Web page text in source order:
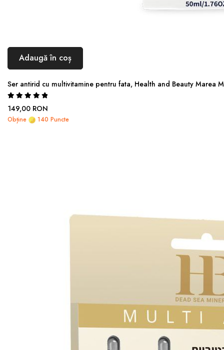
Adaugă în coș
Ser antirid cu multivitamine pentru fata, Health and Beauty Marea
Rating:
100%
149,00 RON
Obține 140 Puncte